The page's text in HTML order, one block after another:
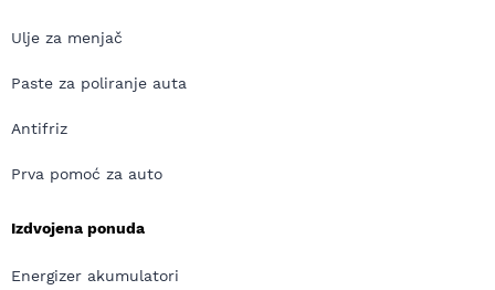
Ulje za menjač
Paste za poliranje auta
Antifriz
Prva pomoć za auto
Izdvojena ponuda
Energizer akumulatori